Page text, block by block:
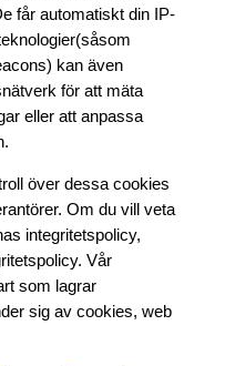
får automatiskt din IP-
kan även
för att mäta
eller att anpassa
över dessa cookies
Om du vill veta
integritetspolicy,
Vår
som lagrar
sig av cookies, web